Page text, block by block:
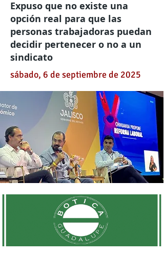
Expuso que no existe una
opción real para que las
personas trabajadoras puedan
decidir pertenecer o no a un
sindicato
sábado, 6 de septiembre de 2025